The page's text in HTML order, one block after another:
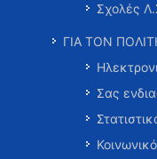
Σχολές
ΓΙΑ ΤΟΝ
Σας